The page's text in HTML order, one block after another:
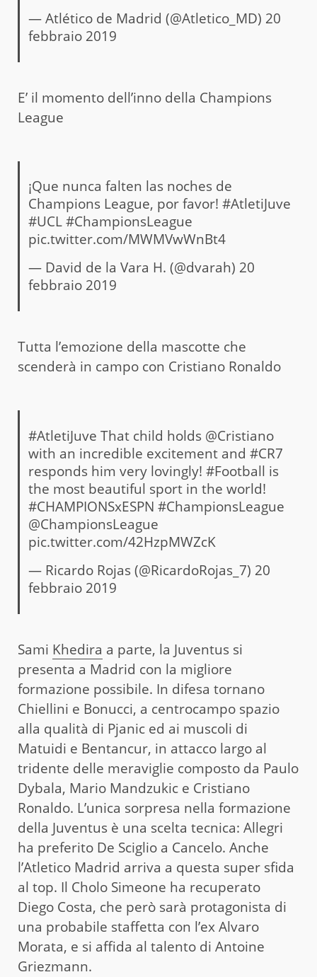
— Atlético de Madrid (@Atletico_MD) 20
febbraio 2019
E’ il momento dell’inno della Champions
League
¡Que nunca falten las noches de
Champions League, por favor! #AtletiJuve
#UCL #ChampionsLeague
pic.twitter.com/MWMVwWnBt4
— David de la Vara H. (@dvarah) 20
febbraio 2019
Tutta l’emozione della mascotte che
scenderà in campo con Cristiano Ronaldo
#AtletiJuve That child holds @Cristiano
with an incredible excitement and #CR7
responds him very lovingly! #Football is
the most beautiful sport in the world!
#CHAMPIONSxESPN #ChampionsLeague
@ChampionsLeague
pic.twitter.com/42HzpMWZcK
— Ricardo Rojas (@RicardoRojas_7) 20
febbraio 2019
Sami Khedira a parte, la Juventus si
presenta a Madrid con la migliore
formazione possibile. In difesa tornano
Chiellini e Bonucci, a centrocampo spazio
alla qualità di Pjanic ed ai muscoli di
Matuidi e Bentancur, in attacco largo al
tridente delle meraviglie composto da Paulo
Dybala, Mario Mandzukic e Cristiano
Ronaldo. L’unica sorpresa nella formazione
della Juventus è una scelta tecnica: Allegri
ha preferito De Sciglio a Cancelo. Anche
l’Atletico Madrid arriva a questa super sfida
al top. Il Cholo Simeone ha recuperato
Diego Costa, che però sarà protagonista di
una probabile staffetta con l’ex Alvaro
Morata, e si affida al talento di Antoine
Griezmann.